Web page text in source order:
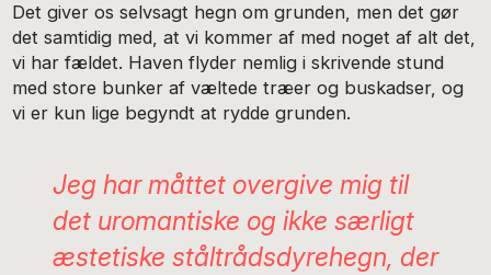
Det giver os selvsagt hegn om grunden, men det gør
det samtidig med, at vi kommer af med noget af alt det,
vi har fældet. Haven flyder nemlig i skrivende stund
med store bunker af væltede træer og buskadser, og
vi er kun lige begyndt at rydde grunden.
Jeg har måttet overgive mig til
det uromantiske og ikke særligt
æstetiske ståltrådsdyrehegn, der